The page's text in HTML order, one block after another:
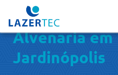
Reforma em
Alvenaria em
Jardinópolis